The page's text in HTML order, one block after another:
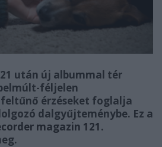
után új albummal tér
féljelen
érzéseket foglalja
dalgyűjteménybe. Ez a
magazin 121.